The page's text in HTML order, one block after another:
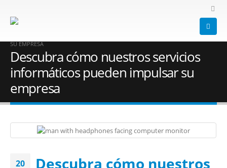
SOPORTE TÉCNICO
DESCUBRA CÓMO NUESTROS SERVICIOS INFORMÁTICOS PUEDEN IMPULSAR
SU EMPRESA
Descubra cómo nuestros servicios
informáticos pueden impulsar su
empresa
20
Descubra cómo nuestros